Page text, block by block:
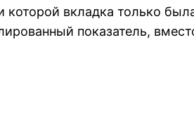
вкладка только
показатель,